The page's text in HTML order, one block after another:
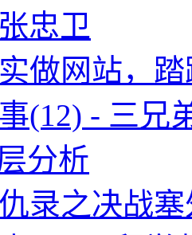
忠卫
做网站，
(12) - 三兄
分析
录之决战